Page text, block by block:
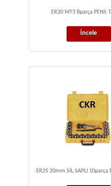
ER20 MT3 8parça PENS
İncele
ER25 20mm SİL.SAPLI 10parça